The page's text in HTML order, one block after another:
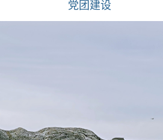
党团建设